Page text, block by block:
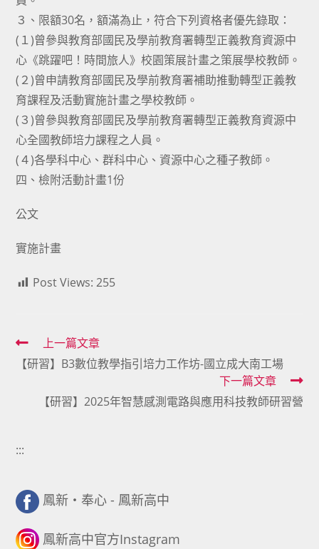
３、限額30名，額滿為止，符合下列資格者優先錄取：
(１)曾參與教育部國民及學前教育署轉型正義教育資源中
心《跳躍吧！時間旅人》校園策展計畫之策展學校教師。
(２)曾申請教育部國民及學前教育署補助推動轉型正義教
育課程及活動實施計畫之學校教師。
(３)曾參與教育部國民及學前教育署轉型正義教育資源中
心全國教師培力課程之人員。
(４)各學科中心、群科中心、資源中心之種子教師。
四、檢附活動計畫1份
公文
實施計畫
Post Views: 255
Read
more
上一篇文章
【研習】B3數位教學指引培力工作坊-國立成大南工場
下一篇文章
【研習】2025年智慧感測電路與應用科技教師研習營
:::
鳳新・奉心 - 鳳新高中
鳳新高中官方Instagram